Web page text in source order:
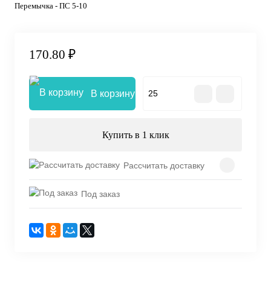
Перемычка - ПС 5-10
170.80 ₽
В корзину
Купить в 1 клик
Рассчитать доставку
Под заказ